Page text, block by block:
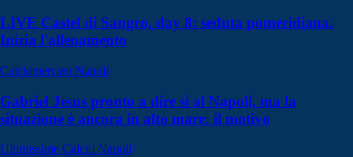
LIVE Castel di Sangro, day 8: seduta pomeridiana.
Inizia l'allenamento
Calciomercato Napoli
Gabriel Jesus pronto a dire sì al Napoli, ma la
situazione è ancora in alto mare: il motivo
Ultimissime Calcio Napoli